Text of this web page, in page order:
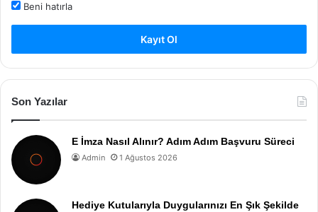
Beni hatırla
Kayıt Ol
Son Yazılar
E İmza Nasıl Alınır? Adım Adım Başvuru Süreci
Admin 1 Ağustos 2026
Hediye Kutularıyla Duygularınızı En Şık Şekilde